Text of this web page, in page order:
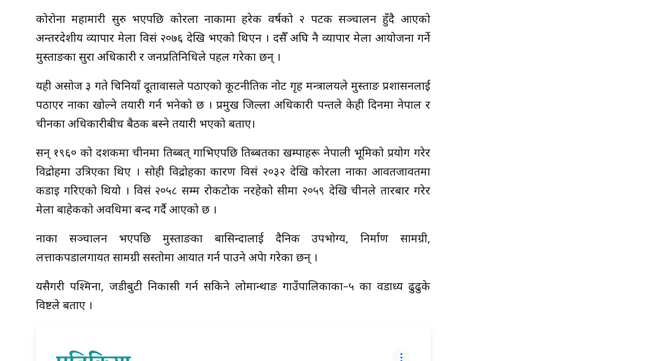
कोरोना महामारी सुरु भएपछि कोरला नाकामा हरेक वर्षको २ पटक सञ्चालन हुँदै आएको
अन्तरदेशीय व्यापार मेला विसं २०७६ देखि भएको थिएन । दसैँ अघि नै व्यापार मेला आयोजना गर्ने
मुस्ताङका सुरक्षा अधिकारी र जनप्रतिनिधिले पहल गरेका छन् ।
यही असोज ३ गते चिनियाँ दूतावासले पठाएको कूटनीतिक नोट गृह मन्त्रालयले मुस्ताङ प्रशासनलाई
पठाएर नाका खोल्ने तयारी गर्न भनेको छ । प्रमुख जिल्ला अधिकारी पन्तले केही दिनमा नेपाल र
चीनका अधिकारीबीच बैठक बस्ने तयारी भएको बताए।
सन् १९६० को दशकमा चीनमा तिब्बत् गाभिएपछि तिब्बतका खम्पाहरू नेपाली भूमिको प्रयोग गरेर
विद्रोहमा उत्रिएका थिए । सोही विद्रोहका कारण विसं २०३२ देखि कोरला नाका आवतजावतमा
कडाइ गरिएको थियो । विसं २०५८ सम्म रोकटोक नरहेको सीमा २०५९ देखि चीनले तारबार गरेर
मेला बाहेकको अवधिमा बन्द गर्दै आएको छ ।
नाका सञ्चालन भएपछि मुस्ताङका बासिन्दालाई दैनिक उपभोग्य, निर्माण सामग्री,
लत्ताकपडालगायत सामग्री सस्तोमा आयात गर्न पाउने अपेक्षा गरेका छन् ।
यसैगरी पश्मिना, जडीबुटी निकासी गर्न सकिने लोमान्थाङ गाउँपालिकाका–५ का वडाध्यक्ष ढुढुके
विष्टले बताए ।